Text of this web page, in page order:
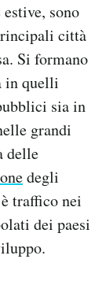
sono
città
Si formano
in quelli
sia in
grandi
delle
degli
traffico nei
dei paesi